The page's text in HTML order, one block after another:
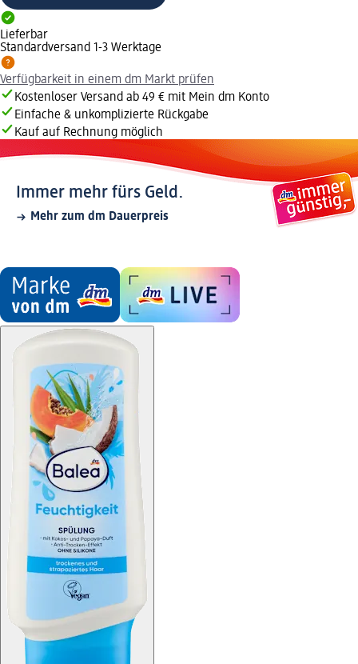
Lieferbar
Standardversand 1-3 Werktage
Verfügbarkeit in einem dm Markt prüfen
Kostenloser Versand ab 49 € mit Mein dm Konto
Einfache & unkomplizierte Rückgabe
Kauf auf Rechnung möglich
Immer mehr fürs Geld.
Mehr zum dm Dauerpreis